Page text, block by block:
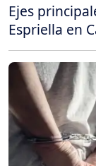
Ejes
Espriella en